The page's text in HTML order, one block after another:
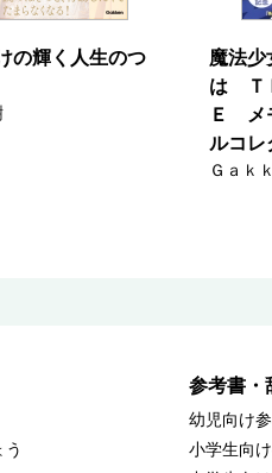
の輝く人生のつ
魔法少
は Ｔ
Ｅ メ
ルコレ
Ｇａｋ
参考書・
幼児向け
小学生向